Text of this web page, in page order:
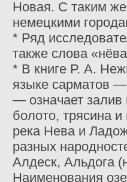
Новая. С таким же
немецкими
* Ряд
также слова
* В книге Р. А.
языке сарматов
— означает залив
болото, трясина
река Нева и
разных
Алдеск, Альдога
Наименования